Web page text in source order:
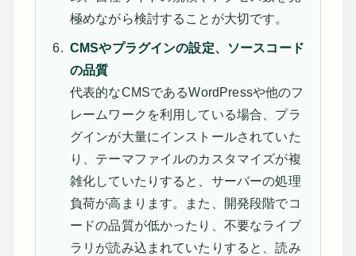
極めながら検討することが大切です。
CMSやプラグインの設定、ソースコード
の品質
代表的なCMSであるWordPressや他のフ
レームワークを利用している場合、プラ
グインが大量にインストールされていた
り、テーマファイルのカスタマイズが複
雑化していたりすると、サーバーの処理
負荷が高まります。また、開発段階でコ
ードの品質が低かったり、不要なライブ
ラリが読み込まれていたりすると、読み